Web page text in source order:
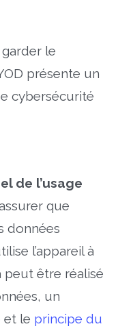
le
présente un
cybersécurité
de l’usage
que
données
l’appareil à
peut être réalisé
un
et le principe du